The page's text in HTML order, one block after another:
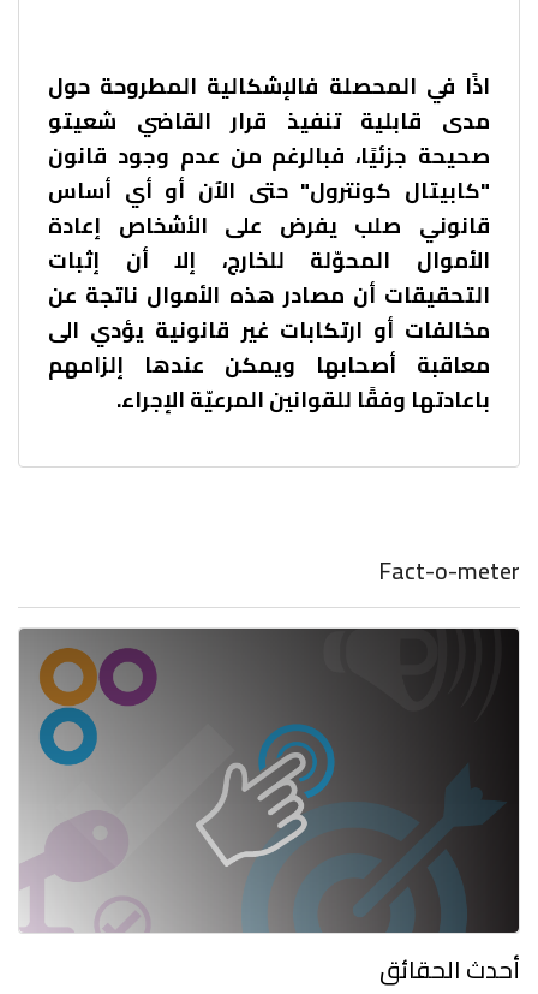
اذًا في المحصلة فالإشكالية المطروحة حول
مدى قابلية تنفيذ قرار القاضي شعيتو
صحيحة جزئيًا، فبالرغم من عدم وجود قانون
"كابيتال كونترول" حتى الآن أو أي أساس
قانوني صلب يفرض على الأشخاص إعادة
الأموال المحوّلة للخارج، إلا أن إثبات
التحقيقات أن مصادر هذه الأموال ناتجة عن
مخالفات أو ارتكابات غير قانونية يؤدي الى
معاقبة أصحابها ويمكن عندها إلزامهم
باعادتها وفقًا للقوانين المرعيّة الإجراء.
Fact-o-meter
أحدث الحقائق